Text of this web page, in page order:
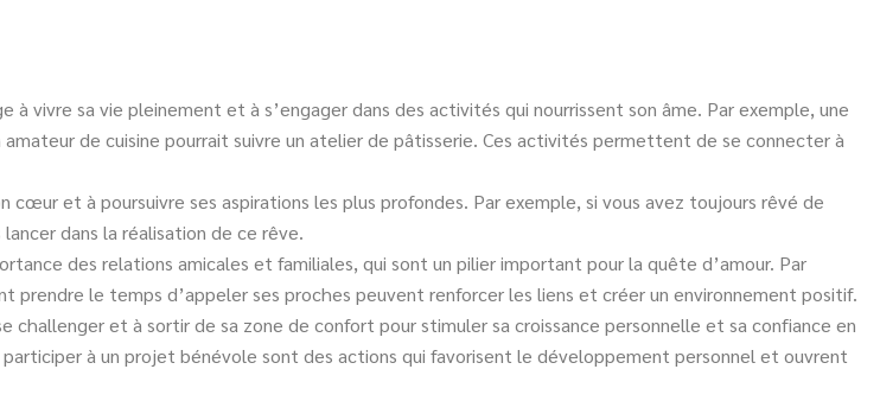
vivre sa vie pleinement et à s’engager dans des activités qui nourrissent son âme. Par exemple, une
amateur de cuisine pourrait suivre un atelier de pâtisserie. Ces activités permettent de se connecter à
et à poursuivre ses aspirations les plus profondes. Par exemple, si vous avez toujours rêvé de
dans la réalisation de ce rêve.
des relations amicales et familiales, qui sont un pilier important pour la quête d’amour. Par
prendre le temps d’appeler ses proches peuvent renforcer les liens et créer un environnement positif.
et à sortir de sa zone de confort pour stimuler sa croissance personnelle et sa confiance en
participer à un projet bénévole sont des actions qui favorisent le développement personnel et ouvrent